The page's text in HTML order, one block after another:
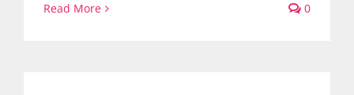
Read More 0